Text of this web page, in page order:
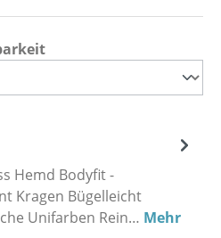
Hemd Bodyfit -
Kragen Bügelleicht
Unifarben Rein… Mehr